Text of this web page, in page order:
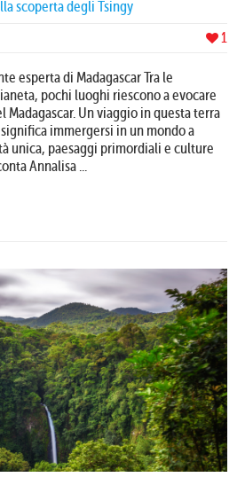
scoperta degli Tsingy
1
esperta di Madagascar Tra le
pochi luoghi riescono a evocare
Un viaggio in questa terra
immergersi in un mondo a
unica, paesaggi primordiali e culture
Annalisa ...